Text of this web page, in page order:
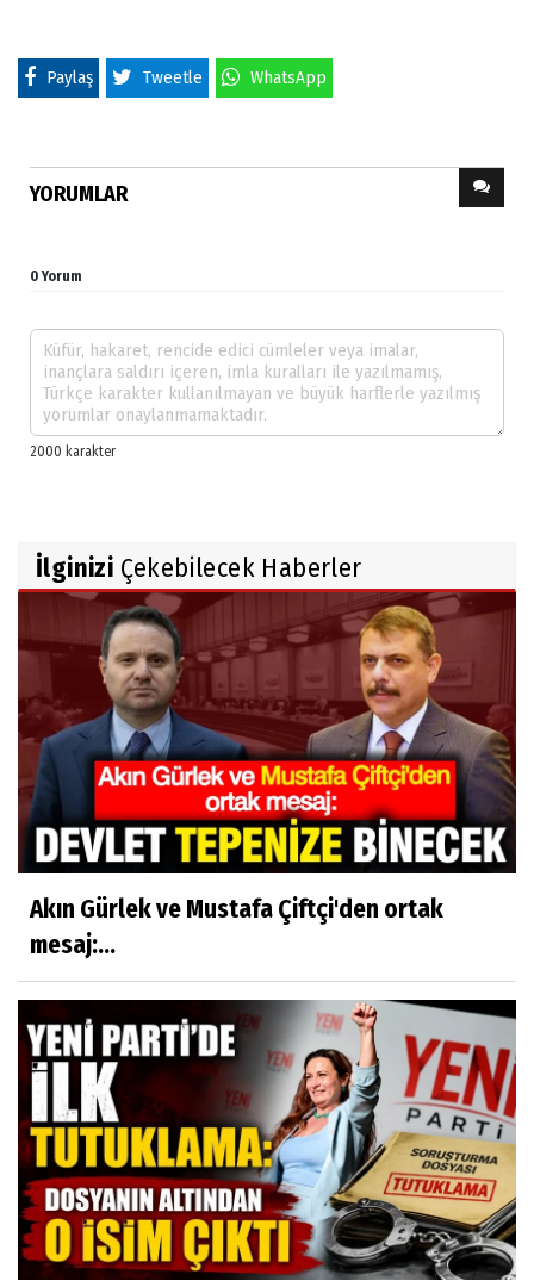
Paylaş Tweetle WhatsApp
YORUMLAR
0 Yorum
İlginizi Çekebilecek Haberler
Akın Gürlek ve Mustafa Çiftçi'den ortak
mesaj:...